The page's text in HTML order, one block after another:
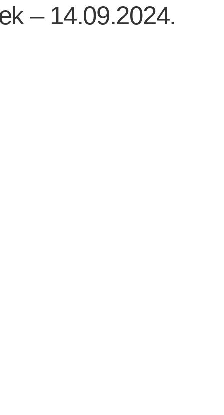
– 14.09.2024.